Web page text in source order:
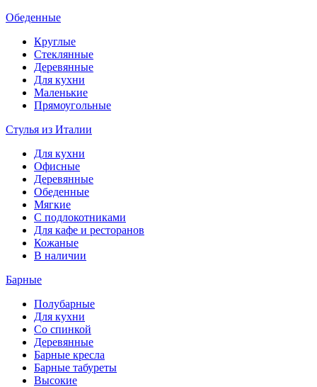
Обеденные
Круглые
Стеклянные
Деревянные
Для кухни
Маленькие
Прямоугольные
Стулья из Италии
Для кухни
Офисные
Деревянные
Обеденные
Мягкие
С подлокотниками
Для кафе и ресторанов
Кожаные
В наличии
Барные
Полубарные
Для кухни
Со спинкой
Деревянные
Барные кресла
Барные табуреты
Высокие